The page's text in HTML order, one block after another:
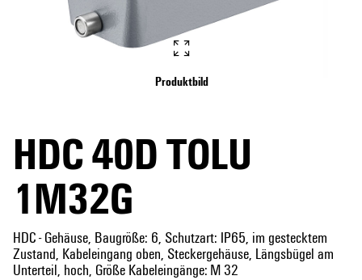
Produktbild
HDC 40D TOLU
1M32G
HDC - Gehäuse, Baugröße: 6, Schutzart: IP65, im gestecktem
Zustand, Kabeleingang oben, Steckergehäuse, Längsbügel am
Unterteil, hoch, Größe Kabeleingänge: M 32